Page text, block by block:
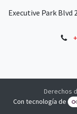
Executive Park Blvd
+
Derechos
Con tecnología de